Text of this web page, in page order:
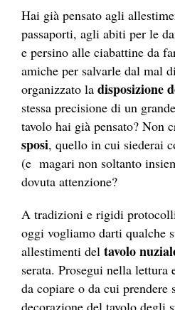
Hai già pensato agli
passaporti, agli abiti per le
e persino alle ciabattine da
amiche per salvarle dal mal
organizzato la disposizione
stessa precisione di un
tavolo hai già pensato? Non
sposi, quello in cui siederai
(e magari non soltanto
dovuta attenzione?
A tradizioni e rigidi
oggi vogliamo darti qualche
allestimenti del tavolo
serata. Prosegui nella lettura
da copiare o da cui prendere
decorazione del tavolo degli